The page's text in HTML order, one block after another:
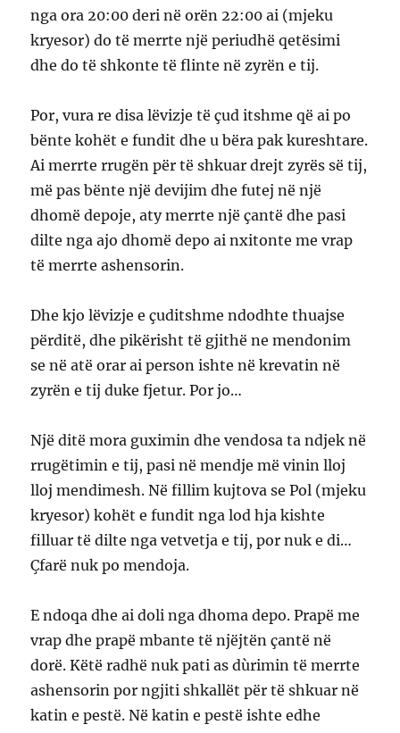
nga ora 20:00 deri në orën 22:00 ai (mjeku
kryesor) do të merrte një periudhë qetësimi
dhe do të shkonte të flinte në zyrën e tij.
Por, vura re disa lëvizje të çud itshme që ai po
bënte kohët e fundit dhe u bëra pak kureshtare.
Ai merrte rrugën për të shkuar drejt zyrës së tij,
më pas bënte një devijim dhe futej në një
dhomë depoje, aty merrte një çantë dhe pasi
dilte nga ajo dhomë depo ai nxitonte me vrap
të merrte ashensorin.
Dhe kjo lëvizje e çuditshme ndodhte thuajse
përditë, dhe pikërisht të gjithë ne mendonim
se në atë orar ai person ishte në krevatin në
zyrën e tij duke fjetur. Por jo…
Një ditë mora guximin dhe vendosa ta ndjek në
rrugëtimin e tij, pasi në mendje më vinin lloj
lloj mendimesh. Në fillim kujtova se Pol (mjeku
kryesor) kohët e fundit nga lod hja kishte
filluar të dilte nga vetvetja e tij, por nuk e di…
Çfarë nuk po mendoja.
E ndoqa dhe ai doli nga dhoma depo. Prapë me
vrap dhe prapë mbante të njëjtën çantë në
dorë. Këtë radhë nuk pati as dùrimin të merrte
ashensorin por ngjiti shkallët për të shkuar në
katin e pestë. Në katin e pestë ishte edhe